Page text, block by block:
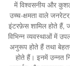
में विश्वसनीय और
उच्च-क्षमता वाले
इंटरफ़ेस शामिल होते हैं,
विभिन्न व्यवस्थाओं में
अनुरूप होते हैं तथा
होते हैं। इनमें उन्नत